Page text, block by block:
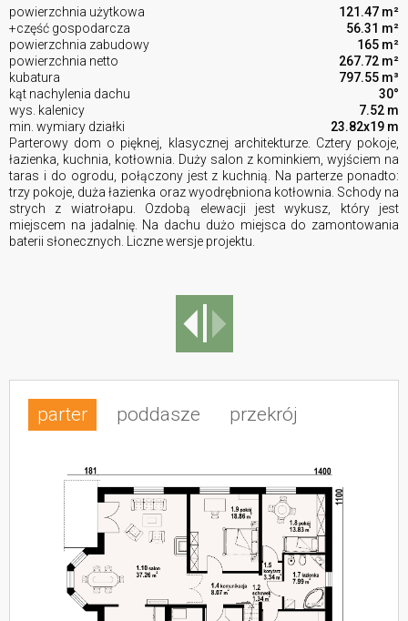
powierzchnia użytkowa
121.47 m²
+część gospodarcza
56.31 m²
powierzchnia zabudowy
165 m²
powierzchnia netto
267.72 m²
kubatura
797.55 m³
kąt nachylenia dachu
30°
wys. kalenicy
7.52 m
min. wymiary działki
23.82x19 m
Parterowy dom o pięknej, klasycznej architekturze. Cztery pokoje,
łazienka, kuchnia, kotłownia. Duży salon z kominkiem, wyjściem na
taras i do ogrodu, połączony jest z kuchnią. Na parterze ponadto:
trzy pokoje, duża łazienka oraz wyodrębniona kotłownia. Schody na
strych z wiatrołapu. Ozdobą elewacji jest wykusz, który jest
miejscem na jadalnię. Na dachu dużo miejsca do zamontowania
baterii słonecznych. Liczne wersje projektu.
parter poddasze przekrój